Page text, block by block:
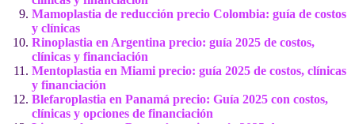
Mamoplastia de reducción precio Colombia: guía de costos
y clínicas
Rinoplastia en Argentina precio: guía 2025 de costos,
clínicas y financiación
Mentoplastia en Miami precio: guía 2025 de costos, clínicas
y financiación
Blefaroplastia en Panamá precio: Guía 2025 con costos,
clínicas y opciones de financiación